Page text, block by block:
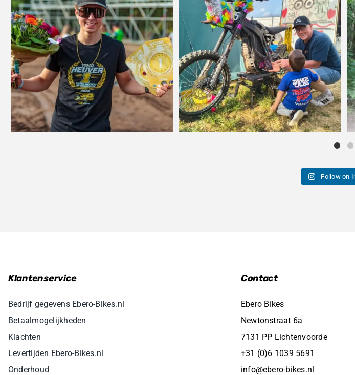
Follow on
Klantenservice
Bedrijf gegevens Ebero-Bikes.nl
Betaalmogelijkheden
Klachten
Levertijden Ebero-Bikes.nl
Onderhoud
Contact
Ebero Bikes
Newtonstraat 6a
7131 PP Lichtenvoorde
+31 (0)6 1039 5691
info@ebero-bikes.nl